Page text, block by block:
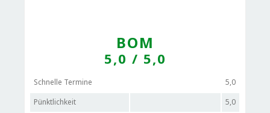
BOM
5,0 / 5,0
Schnelle Termine
5,0
Pünktlichkeit
5,0